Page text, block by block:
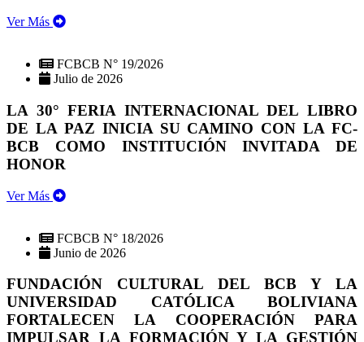
Ver Más
FCBCB N° 19/2026
Julio de 2026
LA 30° FERIA INTERNACIONAL DEL LIBRO
DE LA PAZ INICIA SU CAMINO CON LA FC-
BCB COMO INSTITUCIÓN INVITADA DE
HONOR
Ver Más
FCBCB N° 18/2026
Junio de 2026
FUNDACIÓN CULTURAL DEL BCB Y LA
UNIVERSIDAD CATÓLICA BOLIVIANA
FORTALECEN LA COOPERACIÓN PARA
IMPULSAR LA FORMACIÓN Y LA GESTIÓN